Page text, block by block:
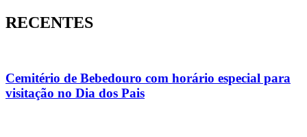
RECENTES
Cemitério de Bebedouro com horário especial para
visitação no Dia dos Pais